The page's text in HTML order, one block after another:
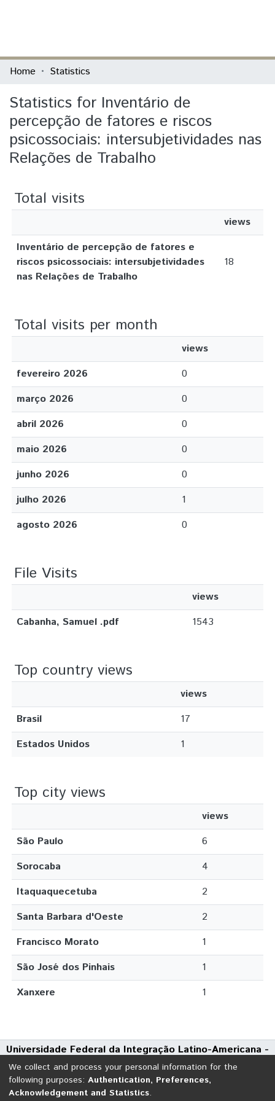
Communities & Collections
All of DSpace
Home Statistics
Statistics for Inventário de
percepção de fatores e riscos
psicossociais: intersubjetividades nas
Relações de Trabalho
Total visits
views
Inventário de percepção de fatores e
riscos psicossociais: intersubjetividades
nas Relações de Trabalho
18
Total visits per month
views
fevereiro 2026
0
março 2026
0
abril 2026
0
maio 2026
0
junho 2026
0
julho 2026
1
agosto 2026
0
File Visits
views
Cabanha, Samuel .pdf
1543
Top country views
views
Brasil
17
Estados Unidos
1
Top city views
views
São Paulo
6
Sorocaba
4
Itaquaquecetuba
2
Santa Barbara d'Oeste
2
Francisco Morato
1
São José dos Pinhais
1
Xanxere
1
Universidade Federal da Integração Latino-Americana -
UNILA
Avenida Tarquínio Joslin dos Santos, 1000 - Polo Universitário
CEP: 85870-650 | Foz do Iguaçu - Paraná
We collect and process your personal information for the
following purposes: Authentication, Preferences,
Acknowledgement and Statistics.